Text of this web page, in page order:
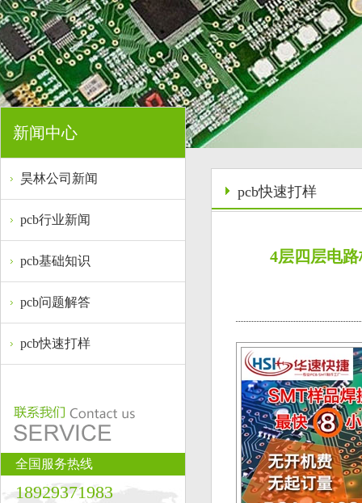
新闻中心
昊林公司新闻
pcb行业新闻
pcb基础知识
pcb问题解答
pcb快速打样
全国服务热线
18929371983
pcb快速打样
4层四层电